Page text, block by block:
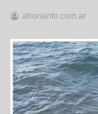
ahorainfo.com.ar